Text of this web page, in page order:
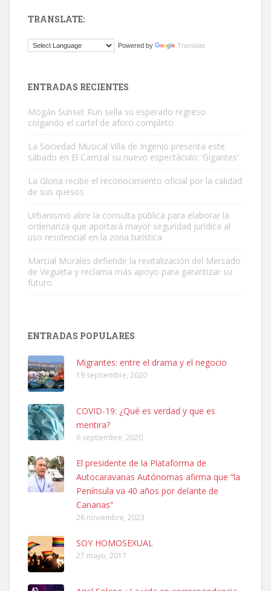
El ayuntamiento se va a llevar a Los Gatos callejeros de la zona los
Este gato macho ha aparecido en la calle hace menos de un mes,
Leales.org » Gran Canaria | 9.7.2025
Leales.org » Gran Canaria
SHIBA PERDIDO AVDA JOSE MESA Y LOPEZ
PERRO MACHO RAZA SHIBA CON MICROCHIP PERDIDO HOY
06/07/2025 ZONA MESA Y LOPEZ. ES MUY ASUSTADIZO
Leales.org » Gran Canaria
6.7.2025
TRANSLATE:
Powered by Translate
ENTRADAS RECIENTES
Mogán Sunset Run sella su esperado regreso
colgando el cartel de aforo completo
La Sociedad Musical Villa de Ingenio presenta este
sábado en El Carrizal su nuevo espectáculo: ‘Gigantes’
La Gloria recibe el reconocimiento oficial por la calidad
de sus quesos
Urbanismo abre la consulta pública para elaborar la
ordenanza que aportará mayor seguridad jurídica al
uso residencial en la zona turística
Marcial Morales defiende la revitalización del Mercado
de Vegueta y reclama más apoyo para garantizar su
futuro.
ENTRADAS POPULARES
Migrantes: entre el drama y el negocio
19 septiembre, 2020
COVID-19: ¿Qué es verdad y que es
mentira?
6 septiembre, 2020
El presidente de la Plataforma de
Autocaravanas Autónomas afirma que “la
Península va 40 años por delante de
Canarias”
26 noviembre, 2023
SOY HOMOSEXUAL
27 mayo, 2017